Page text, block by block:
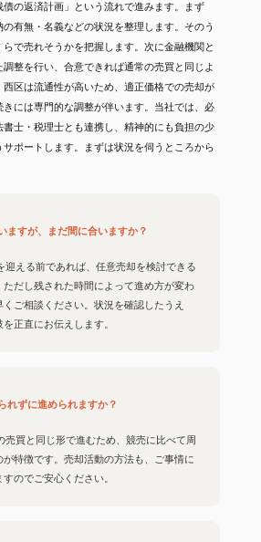
の返済計画」という流れで進みます。まず
有無・名義などの状況を整理します。そのう
らで売れそうかを把握します。次に金融機関と
整を行い、合意できれば通常の売買と同じよ
西区は流通性が高いため、適正価格での売却が
には専門的な調整が伴います。当社では、必
士・税理士とも連携し、精神的にも負担の少
ポートします。まずは状況を伺うところから
ますが、まだ間に合いますか？
迎える前であれば、任意売却を検討できる
ただし残された時間によって進め方が変わ
ご相談ください。状況を確認したうえ
正直にお伝えします。
れずに進められますか？
売買と同じ形で進むため、競売に比べて周
が特徴です。売却活動の方法も、ご事情に
のでご安心ください。